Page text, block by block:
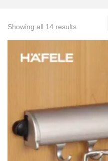
Showing all 14 results